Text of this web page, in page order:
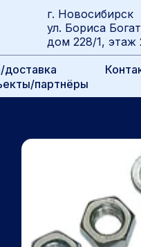
г. Новосибирск
ул. Бориса
дом 228/1, этаж
доставка
партнёры